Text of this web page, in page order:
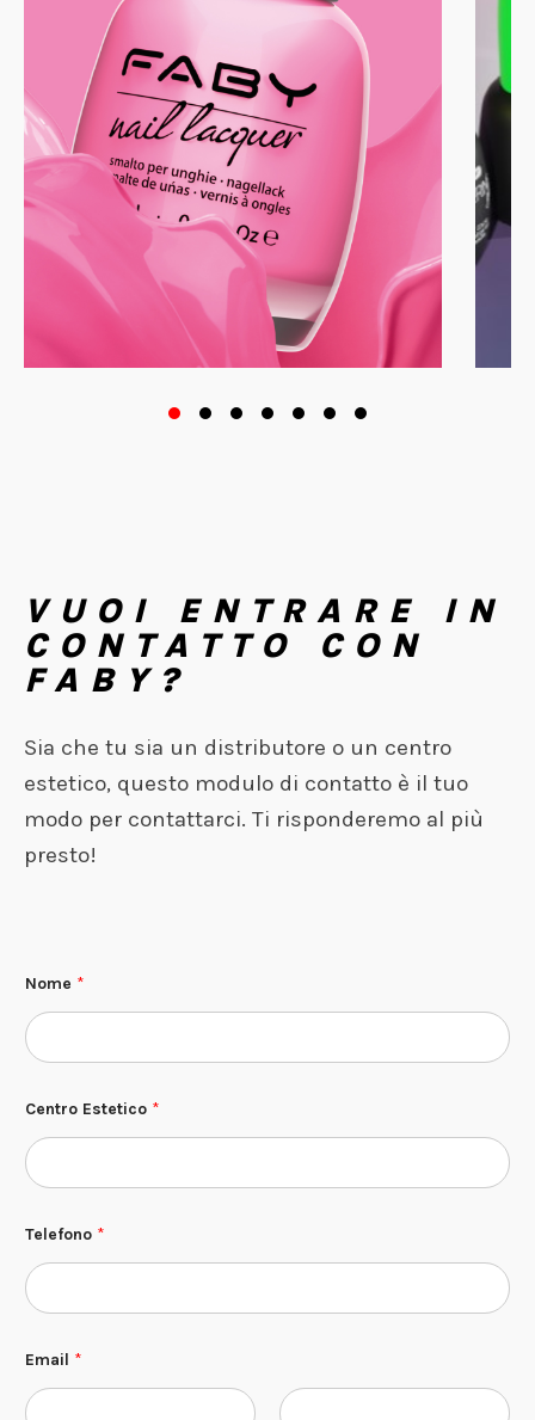
VUOI ENTRARE IN
CONTATTO CON
FABY?
Sia che tu sia un distributore o un centro
estetico, questo modulo di contatto è il tuo
modo per contattarci. Ti risponderemo al più
presto!
Nome *
e
t
r
*
Centro Estetico *
Telefono *
Email *